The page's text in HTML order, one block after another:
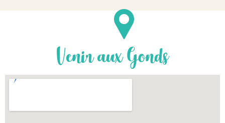
Venir aux Gonds